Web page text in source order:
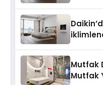
dostu
modeli
dostu
Mutfak
Mutfak